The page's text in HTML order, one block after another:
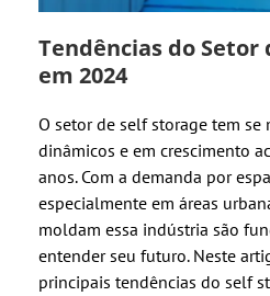
Tendências do Setor
em 2024
O setor de self storage tem se
dinâmicos e em crescimento
anos. Com a demanda por
especialmente em áreas
moldam essa indústria são
entender seu futuro. Neste
principais tendências do self